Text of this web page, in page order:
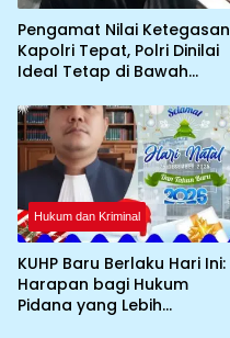
Pengamat Nilai Ketegasan
Kapolri Tepat, Polri Dinilai
Ideal Tetap di Bawah
Hukum dan Kriminal
KUHP Baru Berlaku Hari Ini:
Harapan bagi Hukum
Pidana yang Lebih